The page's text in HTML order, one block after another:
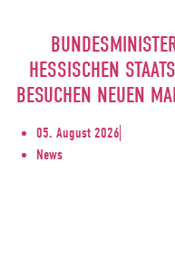
HESSISCHEN
BESUCHEN NEUEN
05. August 2026
News